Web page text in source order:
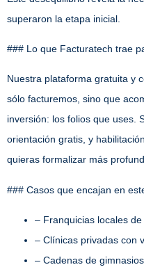
superaron la etapa inicial.
### Lo que Facturatech trae
Nuestra plataforma gratuita y
sólo facturemos, sino que
inversión: los folios que uses.
orientación gratis, y
quieras formalizar más
### Casos que encajan en
– Franquicias locales
– Clínicas privadas con
– Cadenas de